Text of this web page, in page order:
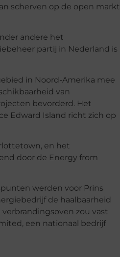
scherven op de open markt
andere het
partij in Nederland is
in Noord-Amerika mee
van
bevorderd. Het
Edward Island richt zich op
en het
door de Energy from
werden voor Prins
de haalbaarheid
zou vast
een nationaal bedrijf